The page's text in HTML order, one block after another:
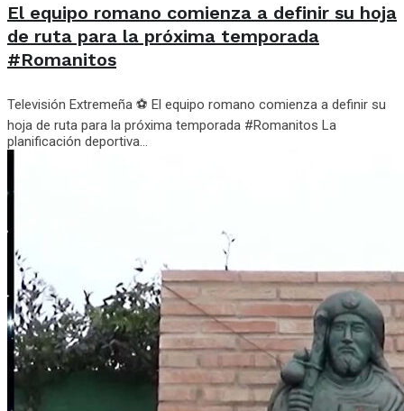
El equipo romano comienza a definir su hoja
de ruta para la próxima temporada
#Romanitos
Televisión Extremeña ⚽ El equipo romano comienza a definir su
hoja de ruta para la próxima temporada #Romanitos La
planificación deportiva...